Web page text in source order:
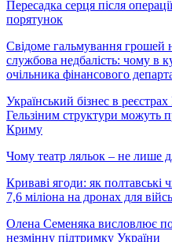
Пересадка серця після
порятунок
Свідоме гальмування грошей
службова недбалість: чому в
очільника фінансового
Український бізнес в
Гельзіним структури можуть
Криму
Чому театр ляльок – не лише
Криваві ягоди: як полтавські
7,6 міліона на дронах для
Олена Семеняка висловлює
незмінну підтримку України